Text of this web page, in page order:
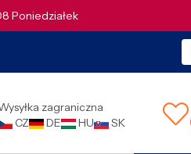
Poniedziałek
zagraniczna
CZ
DE HU SK